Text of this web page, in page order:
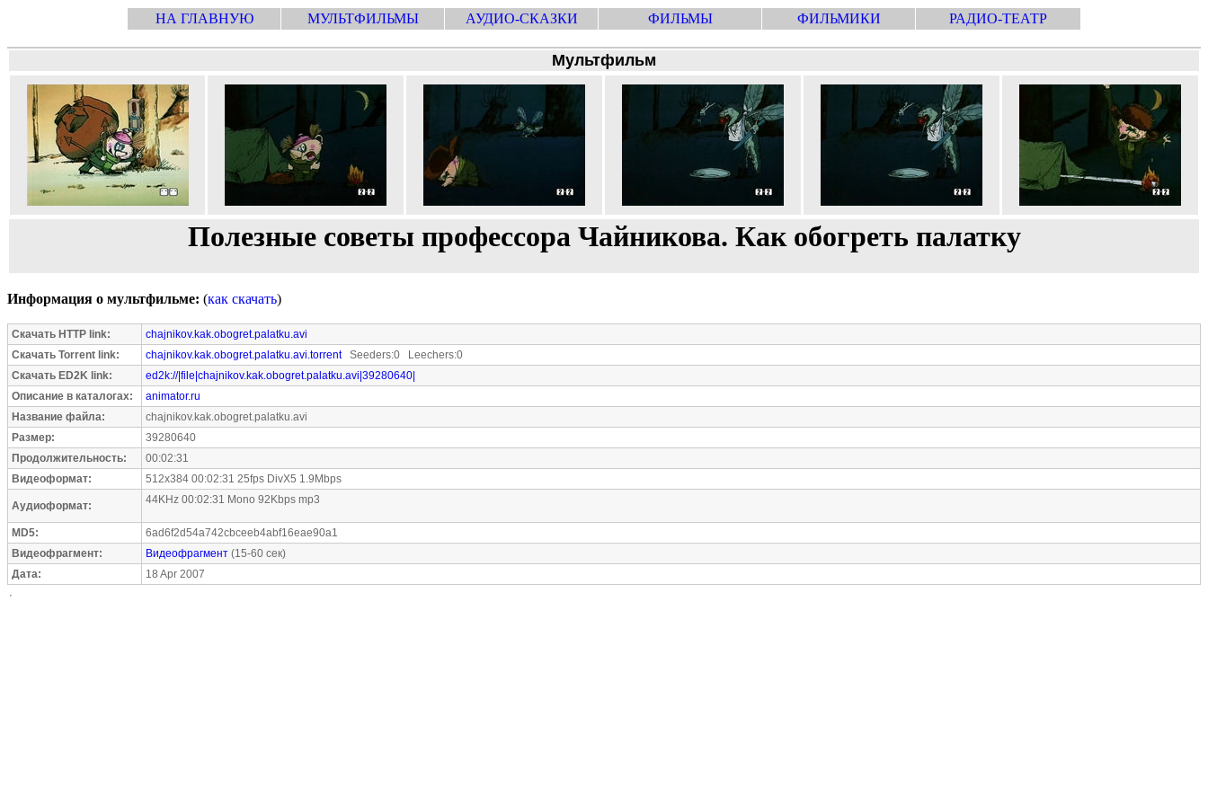
НА ГЛАВНУЮ МУЛЬТФИЛЬМЫ АУДИО-СКАЗКИ ФИЛЬМЫ ФИЛЬМИКИ РАДИО-ТЕАТР
Мультфильм
Полезные советы профессора Чайникова. Как обогреть палатку
Информация о мультфильме: (как скачать)
Скачать HTTP link:
chajnikov.kak.obogret.palatku.avi
Скачать Torrent link:
chajnikov.kak.obogret.palatku.avi.torrentSeeders:0 Leechers:0
Скачать ED2K link:
ed2k://|file|chajnikov.kak.obogret.palatku.avi|39280640|
Описание в каталогах:
animator.ru
Название файла:
chajnikov.kak.obogret.palatku.avi
Размер:
39280640
Продолжительность:
00:02:31
Видеоформат:
512x384 00:02:31 25fps DivX5 1.9Mbps
Аудиоформат: 44KHz 00:02:31 Mono 92Kbps mp3
MD5:
6ad6f2d54a742cbceeb4abf16eae90a1
Видеофрагмент:
Видеофрагмент (15-60 сек)
Дата:
18 Apr 2007